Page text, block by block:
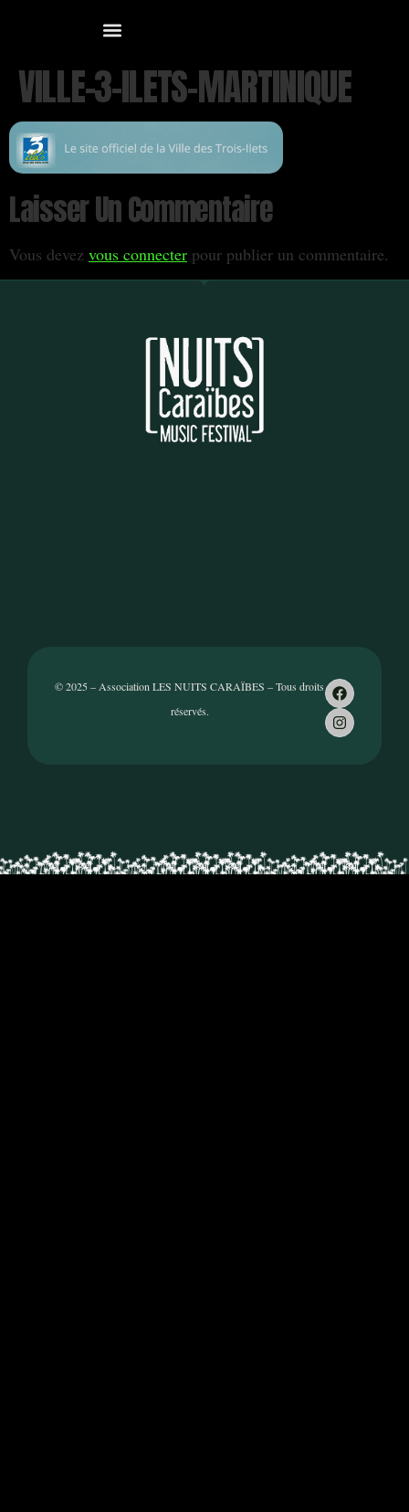
VILLE-3-ILETS-MARTINIQUE
Laisser Un Commentaire
Vous devez vous connecter pour publier un commentaire.
© 2025 – Association LES NUITS CARAÏBES – Tous droits
réservés.